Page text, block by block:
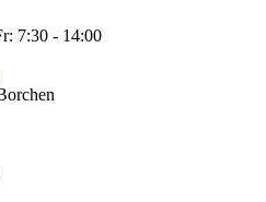
7:30 - 14:00